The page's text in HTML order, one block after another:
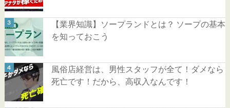
【業界知識】ソープランドとは？ ソープの基本
を知っておこう
風俗店経営は、男性スタッフが全て！ダメなら
死亡です！だから、高収入なんです！